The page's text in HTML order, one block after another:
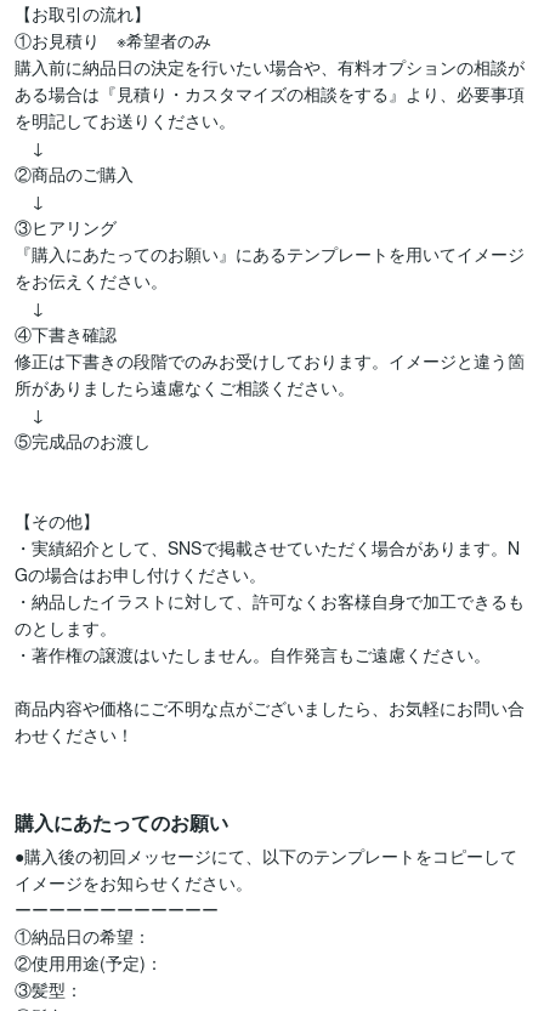
【お取引の流れ】
①お見積り　※希望者のみ
購入前に納品日の決定を行いたい場合や、有料オプションの相談が
ある場合は『見積り・カスタマイズの相談をする』より、必要事項
を明記してお送りください。
↓
②商品のご購入
↓
③ヒアリング
『購入にあたってのお願い』にあるテンプレートを用いてイメージ
をお伝えください。
↓
④下書き確認
修正は下書きの段階でのみお受けしております。イメージと違う箇
所がありましたら遠慮なくご相談ください。
↓
⑤完成品のお渡し
【その他】
・実績紹介として、SNSで掲載させていただく場合があります。N
Gの場合はお申し付けください。
・納品したイラストに対して、許可なくお客様自身で加工できるも
のとします。
・著作権の譲渡はいたしません。自作発言もご遠慮ください。
商品内容や価格にご不明な点がございましたら、お気軽にお問い合
わせください！
購入にあたってのお願い
●購入後の初回メッセージにて、以下のテンプレートをコピーして
イメージをお知らせください。
ーーーーーーーーーーーー
①納品日の希望：
②使用用途(予定)：
③髪型：